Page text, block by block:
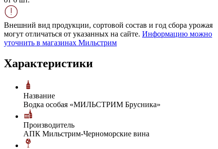
Внешний вид продукции, сортовой состав и год сбора урожая
могут отличаться от указанных на сайте. Информацию можно
уточнить в магазинах Мильстрим
Характеристики
Название
Водка особая «МИЛЬСТРИМ Брусника»
Производитель
АПК Мильстрим-Черноморские вина